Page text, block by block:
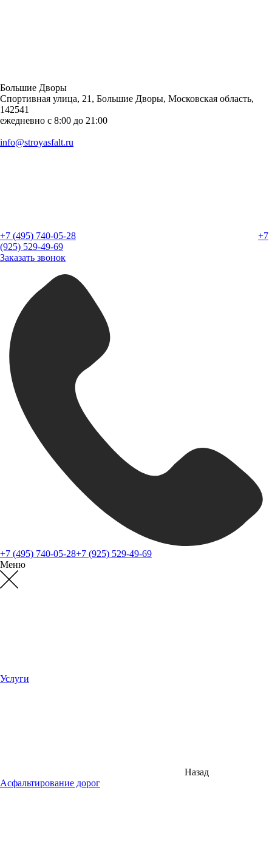
Большие Дворы
Спортивная улица, 21, Большие Дворы, Московская область,
142541
ежедневно с 8:00 до 21:00
info@stroyasfalt.ru
+7 (495) 740-05-28
+7
(925) 529-49-69
Заказать звонок
+7 (495) 740-05-28+7 (925) 529-49-69
Меню
Услуги
Назад
Асфальтирование дорог